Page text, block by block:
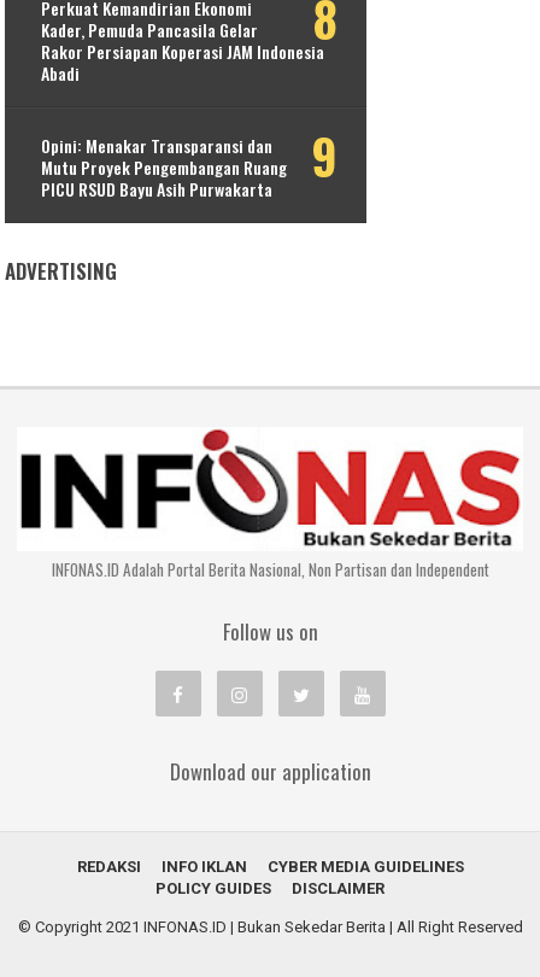
Perkuat Kemandirian Ekonomi
Kader, Pemuda Pancasila Gelar
Rakor Persiapan Koperasi JAM Indonesia
Abadi
Opini: Menakar Transparansi dan
Mutu Proyek Pengembangan Ruang
PICU RSUD Bayu Asih Purwakarta
ADVERTISING
INFONAS.ID Adalah Portal Berita Nasional, Non Partisan dan Independent
Follow us on
Download our application
REDAKSI INFO IKLAN
CYBER MEDIA GUIDELINES
POLICY GUIDES
DISCLAIMER
© Copyright 2021 INFONAS.ID | Bukan Sekedar Berita | All Right Reserved